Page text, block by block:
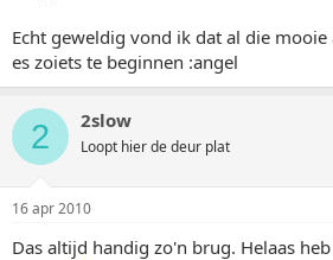
Echt geweldig vond ik dat al die
es zoiets te beginnen :angel
2 2slow
Loopt hier de deur plat
16 apr 2010
Das altijd handig zo'n brug. Helaas